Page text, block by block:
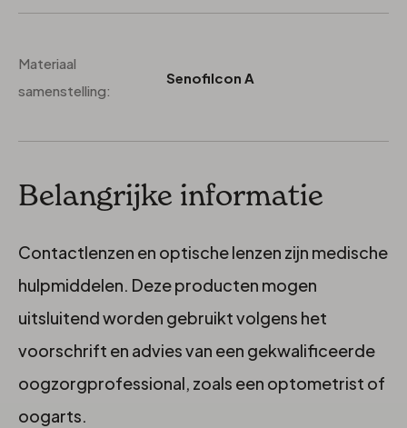
Materiaal
samenstelling:
Senofilcon A
Belangrijke informatie
Contactlenzen en optische lenzen zijn medische
hulpmiddelen. Deze producten mogen
uitsluitend worden gebruikt volgens het
voorschrift en advies van een gekwalificeerde
oogzorgprofessional, zoals een optometrist of
oogarts.